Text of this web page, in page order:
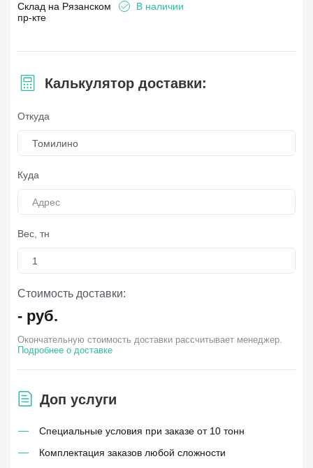
Склад на Рязанском
пр-кте
В наличии
Калькулятор доставки:
Откуда
Томилино
Куда
Вес, тн
Стоимость доставки:
- руб.
Окончательную стоимость доставки рассчитывает менеджер.
Подробнее о доставке
Доп услуги
Специальные условия при заказе от 10 тонн
Комплектация заказов любой сложности